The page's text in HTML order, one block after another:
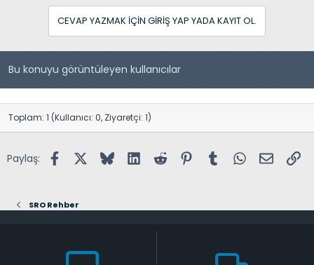
CEVAP YAZMAK IÇIN GIRIŞ YAP YADA KAYIT OL.
Bu konuyu görüntüleyen kullanıcılar
Toplam: 1 (Kullanıcı: 0, Ziyaretçi: 1)
Paylaş: FacebookX (Twitter)
BlueskyLinkedInReddit PinterestTumblr WhatsApp
E-posta
SRO Rehber